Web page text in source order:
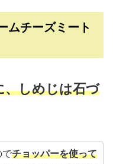
ムチーズミート
、しめじは石づ
でチョッパーを使って